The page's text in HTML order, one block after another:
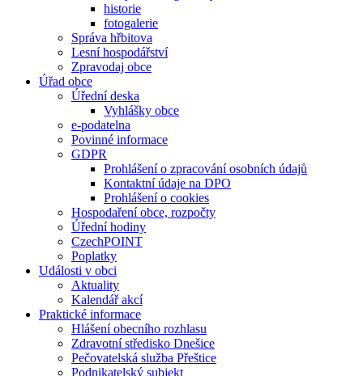
historie
fotogalerie
Správa hřbitova
Lesní hospodářství
Zpravodaj obce
Úřad obce
Úřední deska
Vyhlášky obce
e-podatelna
Povinné informace
GDPR
Prohlášení o zpracování osobních údajů
Kontaktní údaje na DPO
Prohlášení o cookies
Hospodaření obce, rozpočty
Úřední hodiny
CzechPOINT
Poplatky
Události v obci
Aktuality
Kalendář akcí
Praktické informace
Hlášení obecního rozhlasu
Zdravotní středisko Dnešice
Pečovatelská služba Přeštice
Podnikatelský subjekt